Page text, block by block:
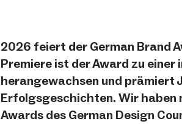
2026 feiert der German Brand
Premiere ist der Award zu
herangewachsen und prämiert
Erfolgsgeschichten. Wir haben
Awards des German Design